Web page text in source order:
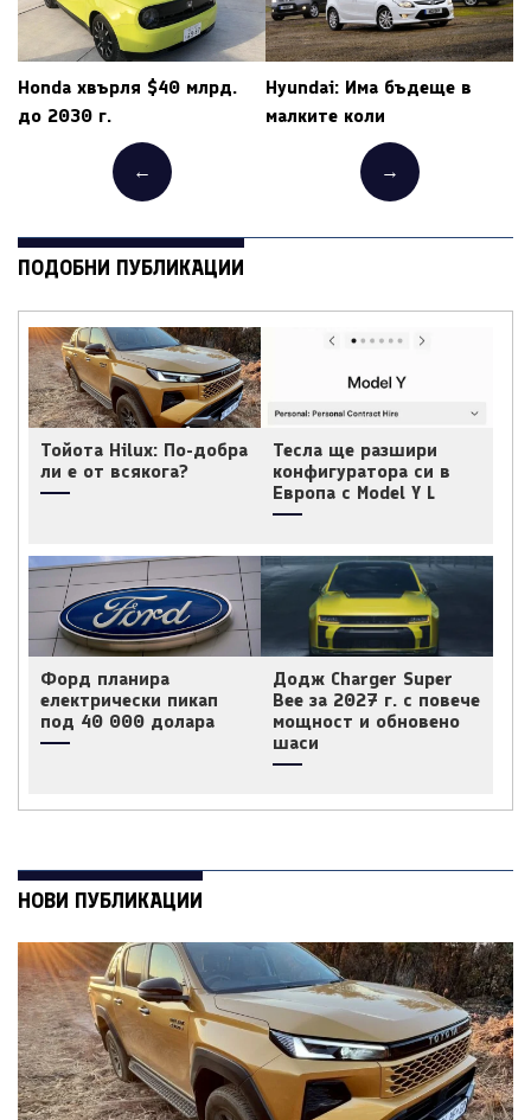
Honda хвърля $40 млрд.
до 2030 г.
←
Hyundai: Има бъдеще в
малките коли
→
ПОДОБНИ ПУБЛИКАЦИИ
Тойота Hilux: По-добра
ли е от всякога?
Тесла ще разшири
конфигуратора си в
Европа с Model Y L
Форд планира
електрически пикап
под 40 000 долара
Додж Charger Super
Bee за 2027 г. с повече
мощност и обновено
шаси
НОВИ ПУБЛИКАЦИИ